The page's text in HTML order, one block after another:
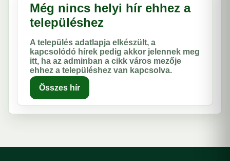
Még nincs helyi hír ehhez a
településhez
A település adatlapja elkészült, a
kapcsolódó hírek pedig akkor jelennek meg
itt, ha az adminban a cikk város mezője
ehhez a településhez van kapcsolva.
Összes hír